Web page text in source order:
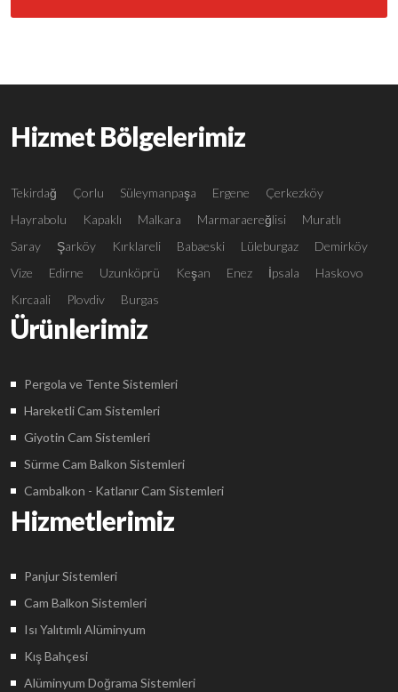
Hizmet Bölgelerimiz
Tekirdağ Çorlu Süleymanpaşa Ergene
Çerkezköy
Hayrabolu
Kapaklı Malkara Marmaraereğlisi
Muratlı
Saray
Şarköy Kırklareli Babaeski Lüleburgaz
Demirköy
Vize
Edirne Uzunköprü Keşan Enez İpsala
Haskovo
Kırcaali
Plovdiv Burgas
Ürünlerimiz
Pergola ve Tente Sistemleri
Hareketli Cam Sistemleri
Giyotin Cam Sistemleri
Sürme Cam Balkon Sistemleri
Cambalkon - Katlanır Cam Sistemleri
Hizmetlerimiz
Panjur Sistemleri
Cam Balkon Sistemleri
Isı Yalıtımlı Alüminyum
Kış Bahçesi
Alüminyum Doğrama Sistemleri